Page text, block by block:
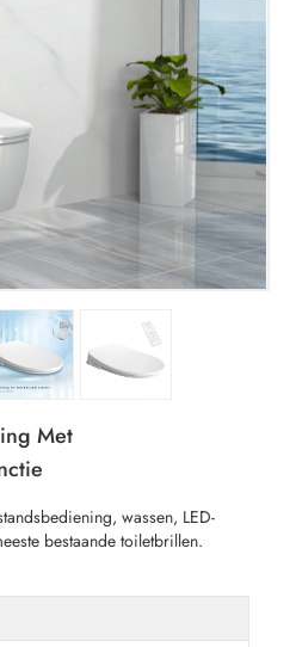
Met
wassen, LED-
bestaande toiletbrillen.